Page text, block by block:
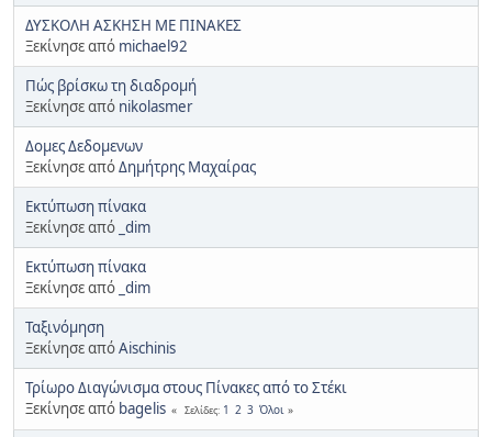
ΔΥΣΚΟΛΗ ΑΣΚΗΣΗ ΜΕ ΠΙΝΑΚΕΣ
Ξεκίνησε από michael92
Πώς βρίσκω τη διαδρομή
Ξεκίνησε από nikolasmer
Δομες Δεδομενων
Ξεκίνησε απόΔημήτρης Μαχαίρας
Εκτύπωση πίνακα
Ξεκίνησε από _dim
Εκτύπωση πίνακα
Ξεκίνησε από _dim
Ταξινόμηση
Ξεκίνησε απόAischinis
Τρίωρο Διαγώνισμα στους Πίνακες από το Στέκι
Ξεκίνησε από bagelis Σελίδες 1 2 3 Όλοι